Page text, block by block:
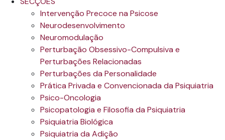
Intervenção Precoce na Psicose
Neurodesenvolvimento
Neuromodulação
Perturbação Obsessivo-Compulsiva e
Perturbações Relacionadas
Perturbações da Personalidade
Prática Privada e Convencionada da Psiquiatria
Psico-Oncologia
Psicopatologia e Filosofia da Psiquiatria
Psiquiatria Biológica
Psiquiatria da Adição